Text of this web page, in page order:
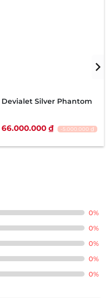
Devialet Silver Phantom
66.000.000 ₫ -5.000.000 ₫
0%
0%
0%
0%
0%